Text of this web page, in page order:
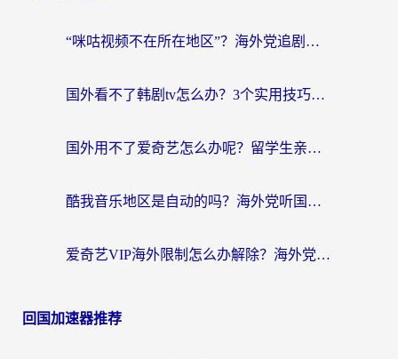
“咪咕视频不在所在地区”？海外党追剧看片、炒股的救星来了！
国外看不了韩剧tv怎么办？3个实用技巧解决海外追剧难题（附书旗小说&社保查询攻略）
国外用不了爱奇艺怎么办呢？留学生亲测有效的回国加速方案
酷我音乐地区是自动的吗？海外党听国内音乐看视频的真实解决方案
爱奇艺VIP海外限制怎么办解除？海外党追剧看片的终极解决方案
回国加速器推荐